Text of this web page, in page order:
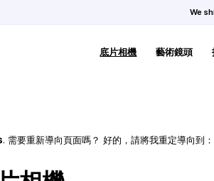
We
底片相機 藝術鏡頭
. 需要重新導向頁面嗎？ 好的，請將我重定導向到：